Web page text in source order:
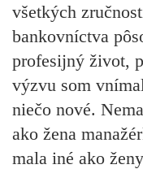
všetkých
bankovníctva
profesijný život,
výzvu som
niečo nové.
ako žena
mala iné ako